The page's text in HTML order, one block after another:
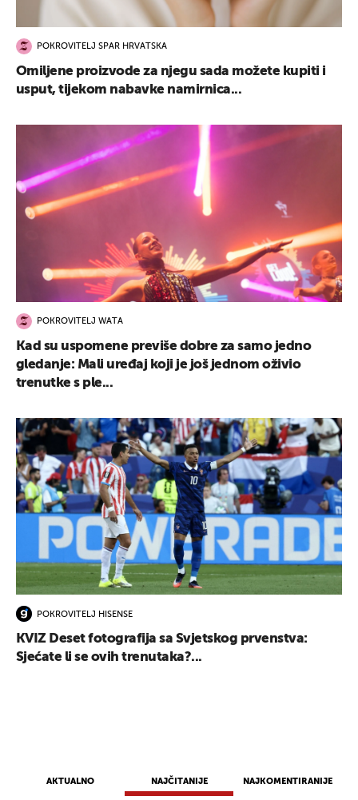
AKTUALNO NAJČITANIJE NAJKOMENTIRANIJE
POKROVITELJ SPAR HRVATSKA
Omiljene proizvode za njegu sada možete kupiti i
usput, tijekom nabavke namirnica...
POKROVITELJ WATA
Kad su uspomene previše dobre za samo jedno
gledanje: Mali uređaj koji je još jednom oživio
trenutke s ple...
POKROVITELJ HISENSE
KVIZ Deset fotografija sa Svjetskog prvenstva:
Sjećate li se ovih trenutaka?...